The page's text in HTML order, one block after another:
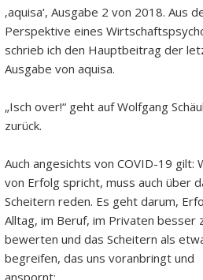
‚aquisa‘, Ausgabe 2 von 2018. Aus
Perspektive eines
schrieb ich den Hauptbeitrag der
Ausgabe von aquisa.
„Isch over!“ geht auf Wolfgang
zurück.
Auch angesichts von COVID-19 gilt:
von Erfolg spricht, muss auch über
Scheitern reden. Es geht darum,
Alltag, im Beruf, im Privaten besser
bewerten und das Scheitern als
begreifen, das uns voranbringt und